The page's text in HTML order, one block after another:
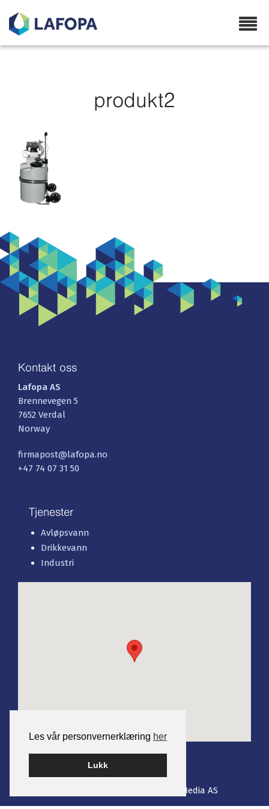
Les vår personvernerklæring her
Lukk
Lafopa.no
produkt2
Kontakt oss
Lafopa AS
Brennevegen 5
7652 Verdal
Norway
firmapost@lafopa.no
+47 74 07 31 50
Tjenester
Avløpsvann
Drikkevann
Industri
Smart Media AS